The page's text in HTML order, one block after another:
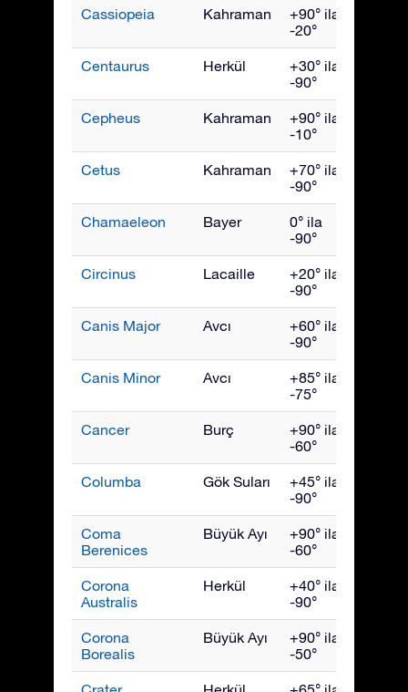
Cassiopeia Kahraman
+90° ila
-20°
Centaurus Herkül
+30° ila
-90°
Cepheus Kahraman
+90° ila
-10°
Cetus Kahraman
+70° ila
-90°
Chamaeleon Bayer
0° ila
-90°
Circinus Lacaille
+20° ila
-90°
Canis Major Avcı
+60° ila
-90°
Canis Minor Avcı
+85° ila
-75°
Cancer Burç
+90° ila
-60°
Columba Gök Suları
+45° ila
-90°
Coma
Berenices
Büyük Ayı
+90° ila
-60°
Corona
Australis
Herkül
+40° ila
-90°
Corona
Borealis
Büyük Ayı
+90° ila
-50°